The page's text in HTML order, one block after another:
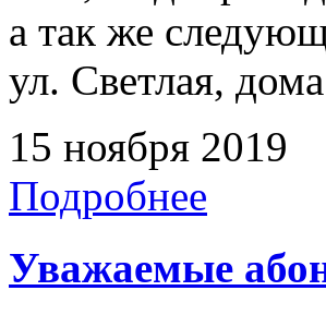
а так же
ул. Светлая,
15 ноября 2019
Подробнее
Уважаемые